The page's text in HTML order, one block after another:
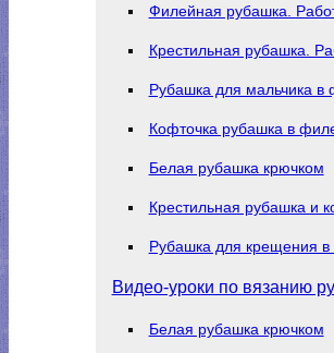
Филейная рубашка.
Крестильная рубашка.
Рубашка для мальчика в
Кофточка рубашка в
Белая рубашка крючком
Крестильная рубашка и
Рубашка для крещения
Видео-уроки по вязанию
Белая рубашка крючком